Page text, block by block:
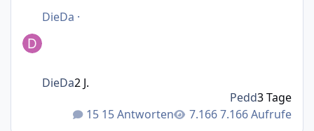
DieDa ·
15 Antworten 7.166 Aufrufe
DieDa2 J.
Pedd3 Tage